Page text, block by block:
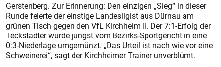
Gerstenberg. Zur Erinnerung: Den einzigen „Sieg“ in dieser
Runde feierte der einstige Landesligist aus Dürnau am
grünen Tisch gegen den VfL Kirchheim II. Der 7:1-Erfolg der
Teckstädter wurde jüngst vom Bezirks-Sportgericht in eine
0:3-Niederlage umgemünzt. „Das Urteil ist nach wie vor eine
Schweinerei“, sagt der Kirchheimer Trainer unverblümt.